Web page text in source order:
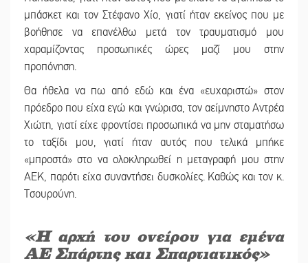
μπάσκετ και τον Στέφανο Χίο, γιατί ήταν εκείνος που με
βοήθησε να επανέλθω μετά τον τραυματισμό μου
χαραμίζοντας προσωπικές ώρες μαζί μου στην
προπόνηση.
Θα ήθελα να πω από εδώ και ένα «ευχαριστώ» στον
πρόεδρο που είχα εγώ και γνώρισα, τον αείμνηστο Αντρέα
Χιώτη, γιατί είχε φροντίσει προσωπικά να μην σταματήσω
το ταξίδι μου, γιατί ήταν αυτός που τελικά μπήκε
«μπροστά» στο να ολοκληρωθεί η μεταγραφή μου στην
ΑΕΚ, παρότι είχα συναντήσει δυσκολίες. Καθώς και τον κ.
Τσουρούνη.
«Η αρχή του ονείρου για εμένα
ΑΕ Σπάρτης και Σπαρτιατικός»